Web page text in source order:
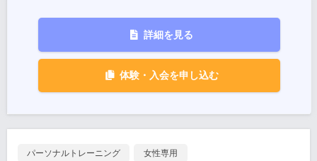
詳細を見る
体験・入会を申し込む
パーソナルトレーニング 女性専用